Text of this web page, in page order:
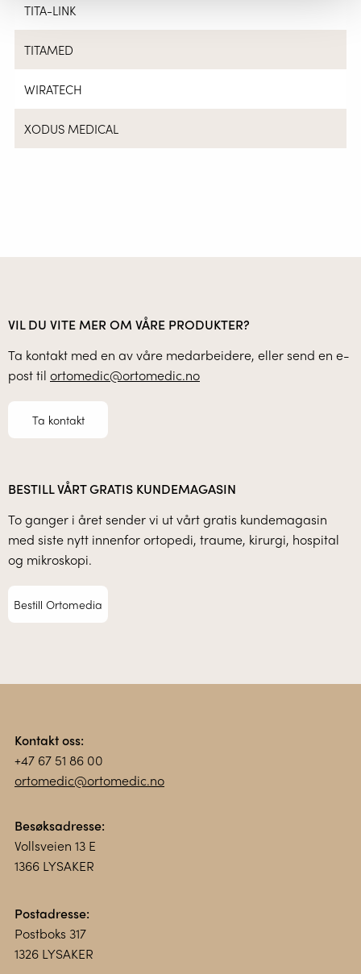
TITA-LINK
TITAMED
WIRATECH
XODUS MEDICAL
VIL DU VITE MER OM VÅRE PRODUKTER?
Ta kontakt med en av våre medarbeidere, eller send en e-
post til ortomedic@ortomedic.no
Ta kontakt
BESTILL VÅRT GRATIS KUNDEMAGASIN
To ganger i året sender vi ut vårt gratis kundemagasin
med siste nytt innenfor ortopedi, traume, kirurgi, hospital
og mikroskopi.
Bestill Ortomedia
Kontakt oss:
+47 67 51 86 00
ortomedic@ortomedic.no
Besøksadresse:
Vollsveien 13 E
1366 LYSAKER
Postadresse:
Postboks 317
1326 LYSAKER